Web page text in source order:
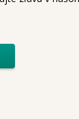
detské nôžky
voľbou
typickú